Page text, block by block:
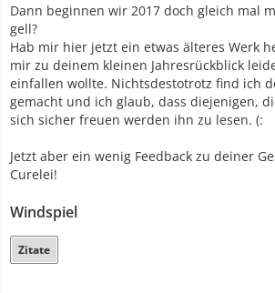
Dann beginnen wir 2017 doch gleich mal
gell?
Hab mir hier jetzt ein etwas älteres Werk
mir zu deinem kleinen Jahresrückblick
einfallen wollte. Nichtsdestotrotz find ich
gemacht und ich glaub, dass diejenigen,
sich sicher freuen werden ihn zu lesen. (:
Jetzt aber ein wenig Feedback zu deiner
Curelei!
Windspiel
Zitate